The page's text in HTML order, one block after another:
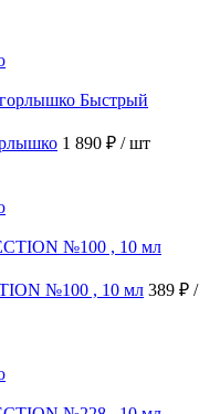
Быстрый
1 890 ₽ / шт
№100 , 10 мл 389 ₽ /